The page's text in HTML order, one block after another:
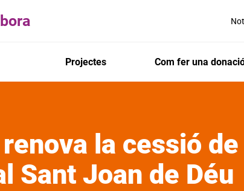
Projectes Com fer una
renova la cessió
Sant Joan de Déu